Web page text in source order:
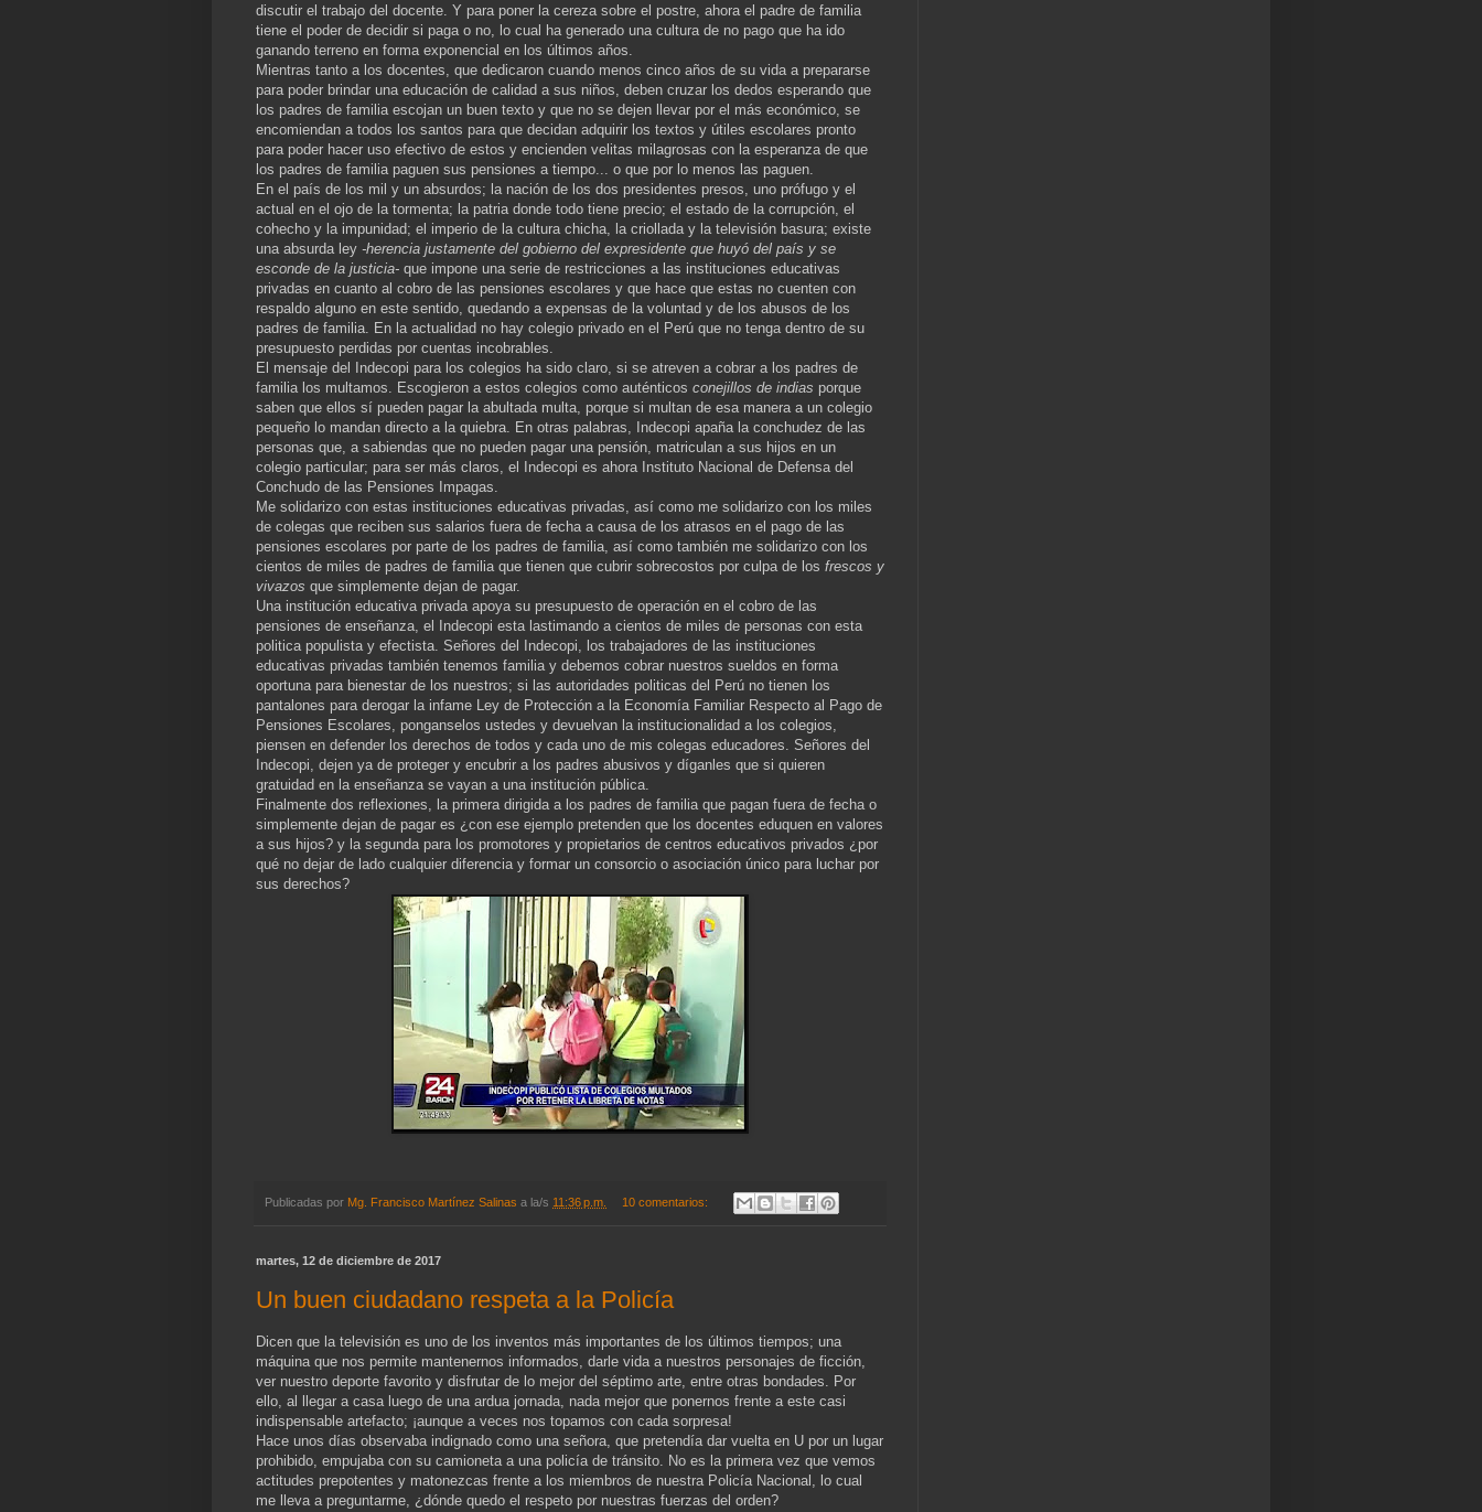
discutir el trabajo del docente. Y para poner la cereza sobre el postre, ahora el padre de familia
tiene el poder de decidir si paga o no, lo cual ha generado una cultura de no pago que ha ido
ganando terreno en forma exponencial en los últimos años.
Mientras tanto a los docentes, que dedicaron cuando menos cinco años de su vida a prepararse
para poder brindar una educación de calidad a sus niños, deben cruzar los dedos esperando que
los padres de familia escojan un buen texto y que no se dejen llevar por el más económico, se
encomiendan a todos los santos para que decidan adquirir los textos y útiles escolares pronto
para poder hacer uso efectivo de estos y encienden velitas milagrosas con la esperanza de que
los padres de familia paguen sus pensiones a tiempo... o que por lo menos las paguen.
En el país de los mil y un absurdos; la nación de los dos presidentes presos, uno prófugo y el
actual en el ojo de la tormenta; la patria donde todo tiene precio; el estado de la corrupción, el
cohecho y la impunidad; el imperio de la cultura chicha, la criollada y la televisión basura; existe
una absurda ley -herencia justamente del gobierno del expresidente que huyó del país y se
esconde de la justicia- que impone una serie de restricciones a las instituciones educativas
privadas en cuanto al cobro de las pensiones escolares y que hace que estas no cuenten con
respaldo alguno en este sentido, quedando a expensas de la voluntad y de los abusos de los
padres de familia. En la actualidad no hay colegio privado en el Perú que no tenga dentro de su
presupuesto perdidas por cuentas incobrables.
El mensaje del Indecopi para los colegios ha sido claro, si se atreven a cobrar a los padres de
familia los multamos. Escogieron a estos colegios como auténticos conejillos de indias porque
saben que ellos sí pueden pagar la abultada multa, porque si multan de esa manera a un colegio
pequeño lo mandan directo a la quiebra. En otras palabras, Indecopi apaña la conchudez de las
personas que, a sabiendas que no pueden pagar una pensión, matriculan a sus hijos en un
colegio particular; para ser más claros, el Indecopi es ahora Instituto Nacional de Defensa del
Conchudo de las Pensiones Impagas.
Me solidarizo con estas instituciones educativas privadas, así como me solidarizo con los miles
de colegas que reciben sus salarios fuera de fecha a causa de los atrasos en el pago de las
pensiones escolares por parte de los padres de familia, así como también me solidarizo con los
cientos de miles de padres de familia que tienen que cubrir sobrecostos por culpa de los frescos y
vivazos que simplemente dejan de pagar.
Una institución educativa privada apoya su presupuesto de operación en el cobro de las
pensiones de enseñanza, el Indecopi esta lastimando a cientos de miles de personas con esta
politica populista y efectista. Señores del Indecopi, los trabajadores de las instituciones
educativas privadas también tenemos familia y debemos cobrar nuestros sueldos en forma
oportuna para bienestar de los nuestros; si las autoridades politicas del Perú no tienen los
pantalones para derogar la infame Ley de Protección a la Economía Familiar Respecto al Pago de
Pensiones Escolares, ponganselos ustedes y devuelvan la institucionalidad a los colegios,
piensen en defender los derechos de todos y cada uno de mis colegas educadores. Señores del
Indecopi, dejen ya de proteger y encubrir a los padres abusivos y díganles que si quieren
gratuidad en la enseñanza se vayan a una institución pública.
Finalmente dos reflexiones, la primera dirigida a los padres de familia que pagan fuera de fecha o
simplemente dejan de pagar es ¿con ese ejemplo pretenden que los docentes eduquen en valores
a sus hijos? y la segunda para los promotores y propietarios de centros educativos privados ¿por
qué no dejar de lado cualquier diferencia y formar un consorcio o asociación único para luchar por
sus derechos?
Publicadas por Mg. Francisco Martínez Salinas a la/s 11:36 p.m. 10 comentarios:
martes, 12 de diciembre de 2017
Un buen ciudadano respeta a la Policía
Dicen que la televisión es uno de los inventos más importantes de los últimos tiempos; una
máquina que nos permite mantenernos informados, darle vida a nuestros personajes de ficción,
ver nuestro deporte favorito y disfrutar de lo mejor del séptimo arte, entre otras bondades. Por
ello, al llegar a casa luego de una ardua jornada, nada mejor que ponernos frente a este casi
indispensable artefacto; ¡aunque a veces nos topamos con cada sorpresa!
Hace unos días observaba indignado como una señora, que pretendía dar vuelta en U por un lugar
prohibido, empujaba con su camioneta a una policía de tránsito. No es la primera vez que vemos
actitudes prepotentes y matonezcas frente a los miembros de nuestra Policía Nacional, lo cual
me lleva a preguntarme, ¿dónde quedo el respeto por nuestras fuerzas del orden?